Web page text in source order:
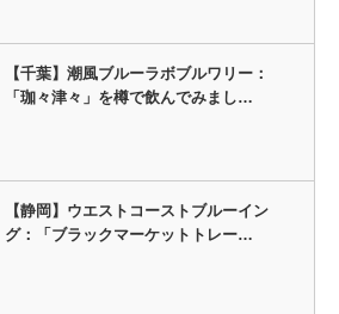
【千葉】潮風ブルーラボブルワリー：
「珈々津々」を樽で飲んでみまし…
【静岡】ウエストコーストブルーイン
グ：「ブラックマーケットトレー…